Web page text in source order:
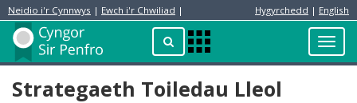
Neidio i'r Cynnwys | Ewch i'r Chwiliad | Hygyrchedd | English
ChwilioApps
Menu
Preswylydd
Strategaeth Toiledau Lleol